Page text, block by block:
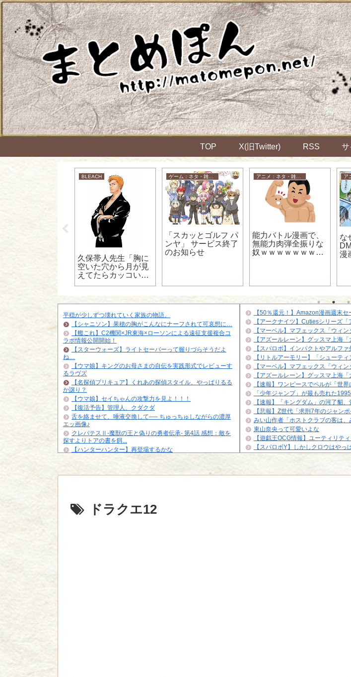
TOP X(旧Twitter) RSS サ
BLEACH
久保帯人先生「胸に
空いた穴から月が見
えてたらカッコいい
「スカッとゴルフ パ
ンヤ」 サービス終了
のお知らせ
能力バトル漫画で、
無能力肉弾全振りな
奴ｗｗｗｗｗｗｗｗ
な
漫
平穏が少しずつ壊れていく家族の物語。
【シャニソン】果穂の胸がこんなにナーフされて可哀想に…
【艦これ】C2機関×JR東海×ローソンによる遠征支援複合コ
ラボ情報公開開始！
【スターウォーズ】ライトセーバーって握りづらそうだよ
ね…
【ウマ娘】キングのお母さまの自伝を実践形式でレビューす
るラヴズ
【名探偵プリキュア】くれあの探偵スタイル、やっぱりるる
か譲り？
【ウマ娘】セイちゃんの攻撃力を見よ！！！
【復活予告】管理人、クダクダ
舌を絡ませて、唾液交換して── ちゅっちゅしながらの濃厚
エッ画像♪
クレバテスⅡ-魔獣の王と偽りの勇者伝承- 第4話 感想：敵を
探すよりトアの書を餌...
【ハンターハンター】再登場するかな
【悲報】「HUNTER×HUNTER」のクラピカ、師匠のイズナ
ビに対する態度が本...
【50％還元！】Amazon漫画週末セ
【アークナイツ】Cutiesシリーズ「
【マーベル】マフェックス「ウィ
【アズールレーン】グッスマ上海
【スパロボ】インパクトやアルフ
【リトルアーモリー】「シューテ
【マーベル】マフェックス「ウィ
【アズールレーン】グッスマ上海
【速報】ワンピースでペルが「世
「少年ジャンプ」が最も売れた
【速報】「キングダム」の河了貂
【悲報】Z世代「求刑7年のジャン
みい山作者「ホストクラブの客は、
東山奈央って可愛いよな
【遊戯王OCG情報】ユーティリテ
【スパロボY】しかしクロウはやっ
ドラクエ12